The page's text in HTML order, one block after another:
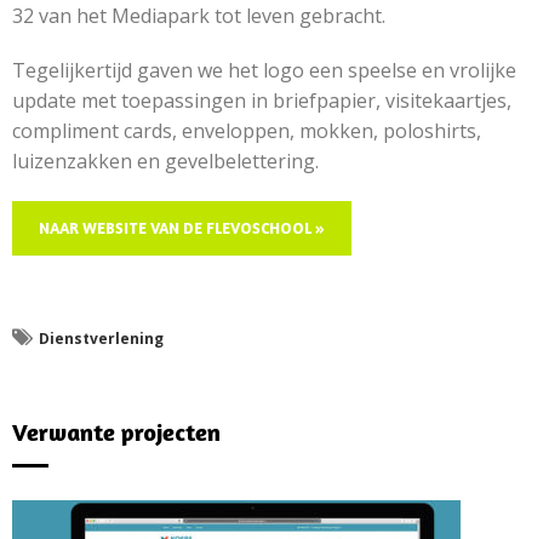
32 van het Mediapark tot leven gebracht.
Tegelijkertijd gaven we het logo een speelse en vrolijke
update met toepassingen in briefpapier, visitekaartjes,
compliment cards, enveloppen, mokken, poloshirts,
luizenzakken en gevelbelettering.
NAAR WEBSITE VAN DE FLEVOSCHOOL »
Dienstverlening
Verwante projecten